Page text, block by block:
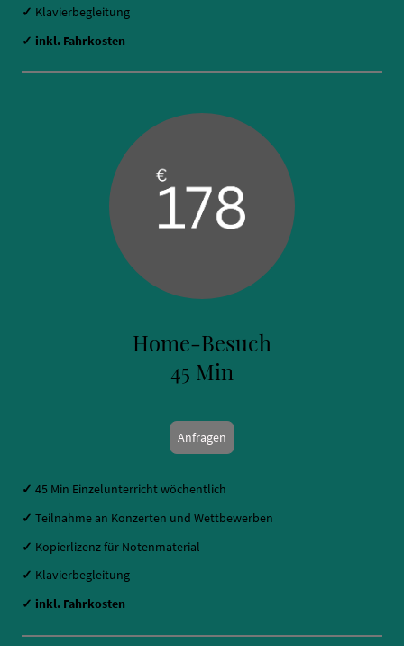
✓ Klavierbegleitung
✓ inkl. Fahrkosten
Home-Besuch
45 Min
Anfragen
✓ 45 Min Einzelunterricht wöchentlich
✓ Teilnahme an Konzerten und Wettbewerben
✓ Kopierlizenz für Notenmaterial
✓ Klavierbegleitung
✓ inkl. Fahrkosten